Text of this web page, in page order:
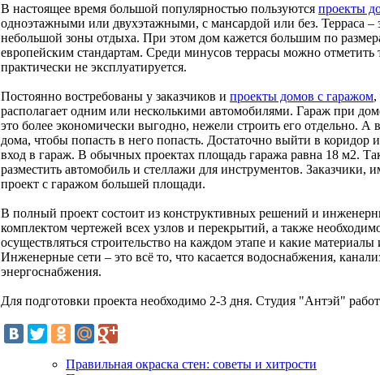
В настоящее время большой популярностью пользуются проекты
одноэтажными или двухэтажными, с мансардой или без. Терраса –
небольшой зоны отдыха. При этом дом кажется большим по
европейским стандартам. Среди минусов террасы можно отметить
практически не эксплуатируется.
Постоянно востребованы у заказчиков и проекты домов с гаражом,
располагает одним или несколькими автомобилями. Гараж при
это более экономически выгодно, нежели строить его отдельно. А
дома, чтобы попасть в него попасть. Достаточно выйти в коридор
вход в гараж. В обычных проектах площадь гаража равна 18 м2.
разместить автомобиль и стеллажи для инструментов.
проект с гаражом большей площади.
В полный проект состоит из конструктивных решений и
комплектом чертежей всех узлов и перекрытий, а также
осуществляться строительство на каждом этапе и какие
Инженерные сети – это всё то, что касается водоснабжения,
энергоснабжения.
Для подготовки проекта необходимо 2-3 дня. Студия "Антэй"
Правильная окраска стен: советы и хитрости